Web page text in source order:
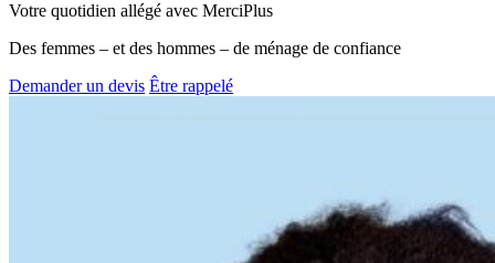
Votre quotidien allégé avec MerciPlus
Des femmes – et des hommes – de ménage de confiance
Demander un devis Être rappelé